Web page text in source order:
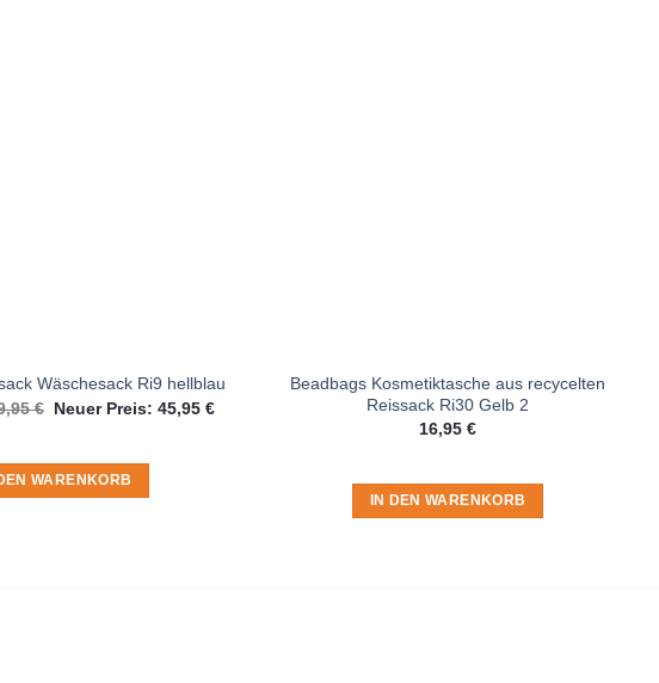
Wäschesack Ri9 hellblau
€ Ursprünglicher
Neuer Preis: 45,95€Aktueller
WARENKORB
Beadbags Kosmetiktasche aus recycelten
Reissack Ri30 Gelb 2
16,95 €
IN DEN WARENKORB